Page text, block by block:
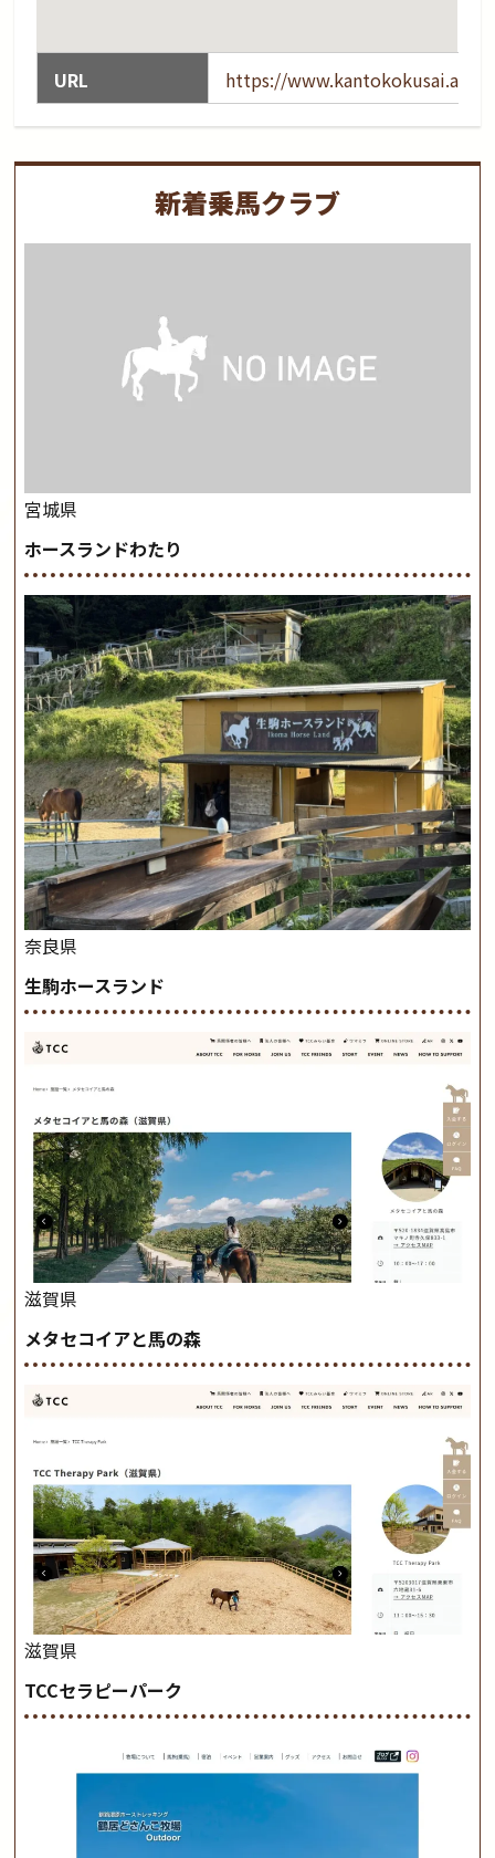
URL https://www.kantokokusai.ac.jp
新着乗馬クラブ
宮城県
ホースランドわたり
奈良県
生駒ホースランド
滋賀県
メタセコイアと馬の森
滋賀県
TCCセラピーパーク